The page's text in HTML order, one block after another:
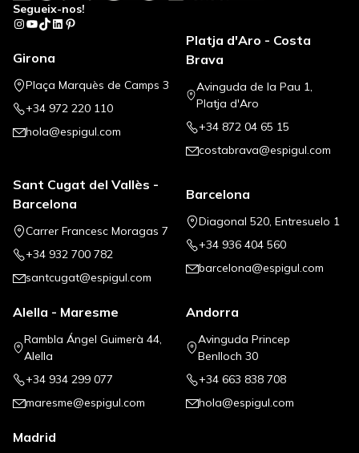
Segueix-nos!
Instagram
YouTube
TikTok
LinkedIn
Pinterest
Girona
Plaça Marquès de Camps 3
+34 972 220 110
hola@espigul.com
Platja d'Aro - Costa
Brava
Avinguda de la Pau 1,
Platja d'Aro
+34 872 04 65 15
costabrava@espigul.com
Sant Cugat del Vallès -
Barcelona
Carrer Francesc Moragas 7
+34 932 700 782
santcugat@espigul.com
Barcelona
Diagonal 520, Entresuelo 1
+34 936 404 560
barcelona@espigul.com
Alella - Maresme
Rambla Ángel Guimerà 44,
Alella
+34 934 299 077
maresme@espigul.com
Andorra
Avinguda Princep
Benlloch 30
+34 663 838 708
hola@espigul.com
Madrid